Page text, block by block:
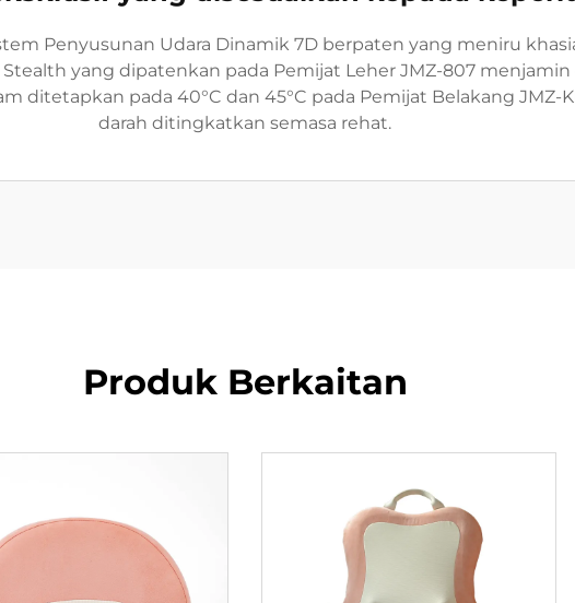
Penyusunan Udara Dinamik 7D berpaten yang meniru
yang dipatenkan pada Pemijat Leher JMZ-807 menjamin
ditetapkan pada 40°C dan 45°C pada Pemijat Belakang JMZ-
darah ditingkatkan semasa rehat.
Produk Berkaitan